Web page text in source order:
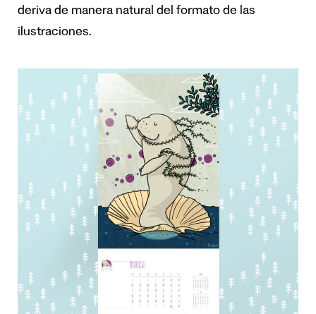
deriva de manera natural del formato de las
ilustraciones.